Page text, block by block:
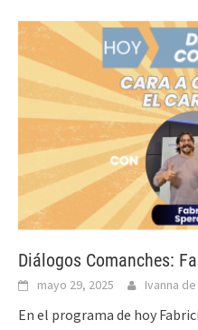
Diálogos Comanches:
mayo 29, 2025 Ivanna
En el programa de hoy